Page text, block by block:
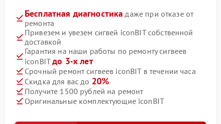
Бесплатная диагностика даже при отказе от
ремонта
Привезем и увезем сигвей iconBIT собственной
доставкой
Гарантия на наши работы по ремонту сигвеев
iconBITдо 3-х лет
Срочный ремонт сигвеев iconBIT в течении часа
Скидка для вас до 20%
Получите 1500 рублей на ремонт
Оригинальные комплектующие iconBIT